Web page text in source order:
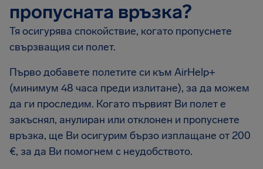
пропусната връзка?
Тя осигурява спокойствие, когато пропуснете
свързващия си полет.
Първо добавете полетите си към AirHelp+
(минимум 48 часа преди излитане), за да можем
да ги проследим. Когато първият Ви полет е
закъснял, анулиран или отклонен и пропуснете
връзка, ще Ви осигурим бързо изплащане от 200
€, за да Ви помогнем с неудобството.